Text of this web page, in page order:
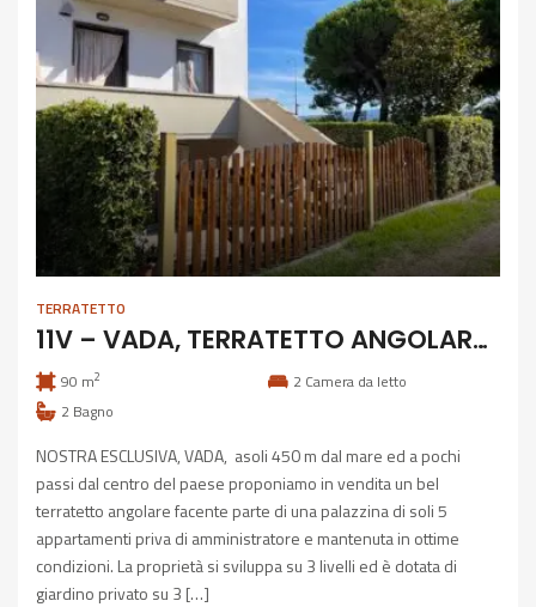
TERRATETTO
11V – VADA, TERRATETTO ANGOLARE CON GIARDINO E GARAGE
90 m2 2 Camera da letto
2 Bagno
NOSTRA ESCLUSIVA, VADA, asoli 450 m dal mare ed a pochi
passi dal centro del paese proponiamo in vendita un bel
terratetto angolare facente parte di una palazzina di soli 5
appartamenti priva di amministratore e mantenuta in ottime
condizioni. La proprietà si sviluppa su 3 livelli ed è dotata di
giardino privato su 3 […]